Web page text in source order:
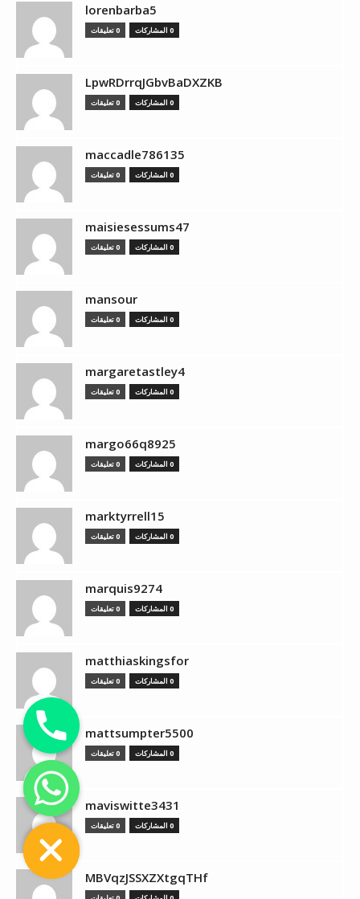
lorenbarba5
0 المشاركات 0 تعليقات
LpwRDrrqJGbvBaDXZKB
0 المشاركات 0 تعليقات
maccadle786135
0 المشاركات 0 تعليقات
maisiesessums47
0 المشاركات 0 تعليقات
mansour
0 المشاركات 0 تعليقات
margaretastley4
0 المشاركات 0 تعليقات
margo66q8925
0 المشاركات 0 تعليقات
marktyrrell15
0 المشاركات 0 تعليقات
marquis9274
0 المشاركات 0 تعليقات
matthiaskingsfor
0 المشاركات 0 تعليقات
mattsumpter5500
0 المشاركات 0 تعليقات
maviswitte3431
0 المشاركات 0 تعليقات
MBVqzJSSXZXtgqTHf
Hide
chaty